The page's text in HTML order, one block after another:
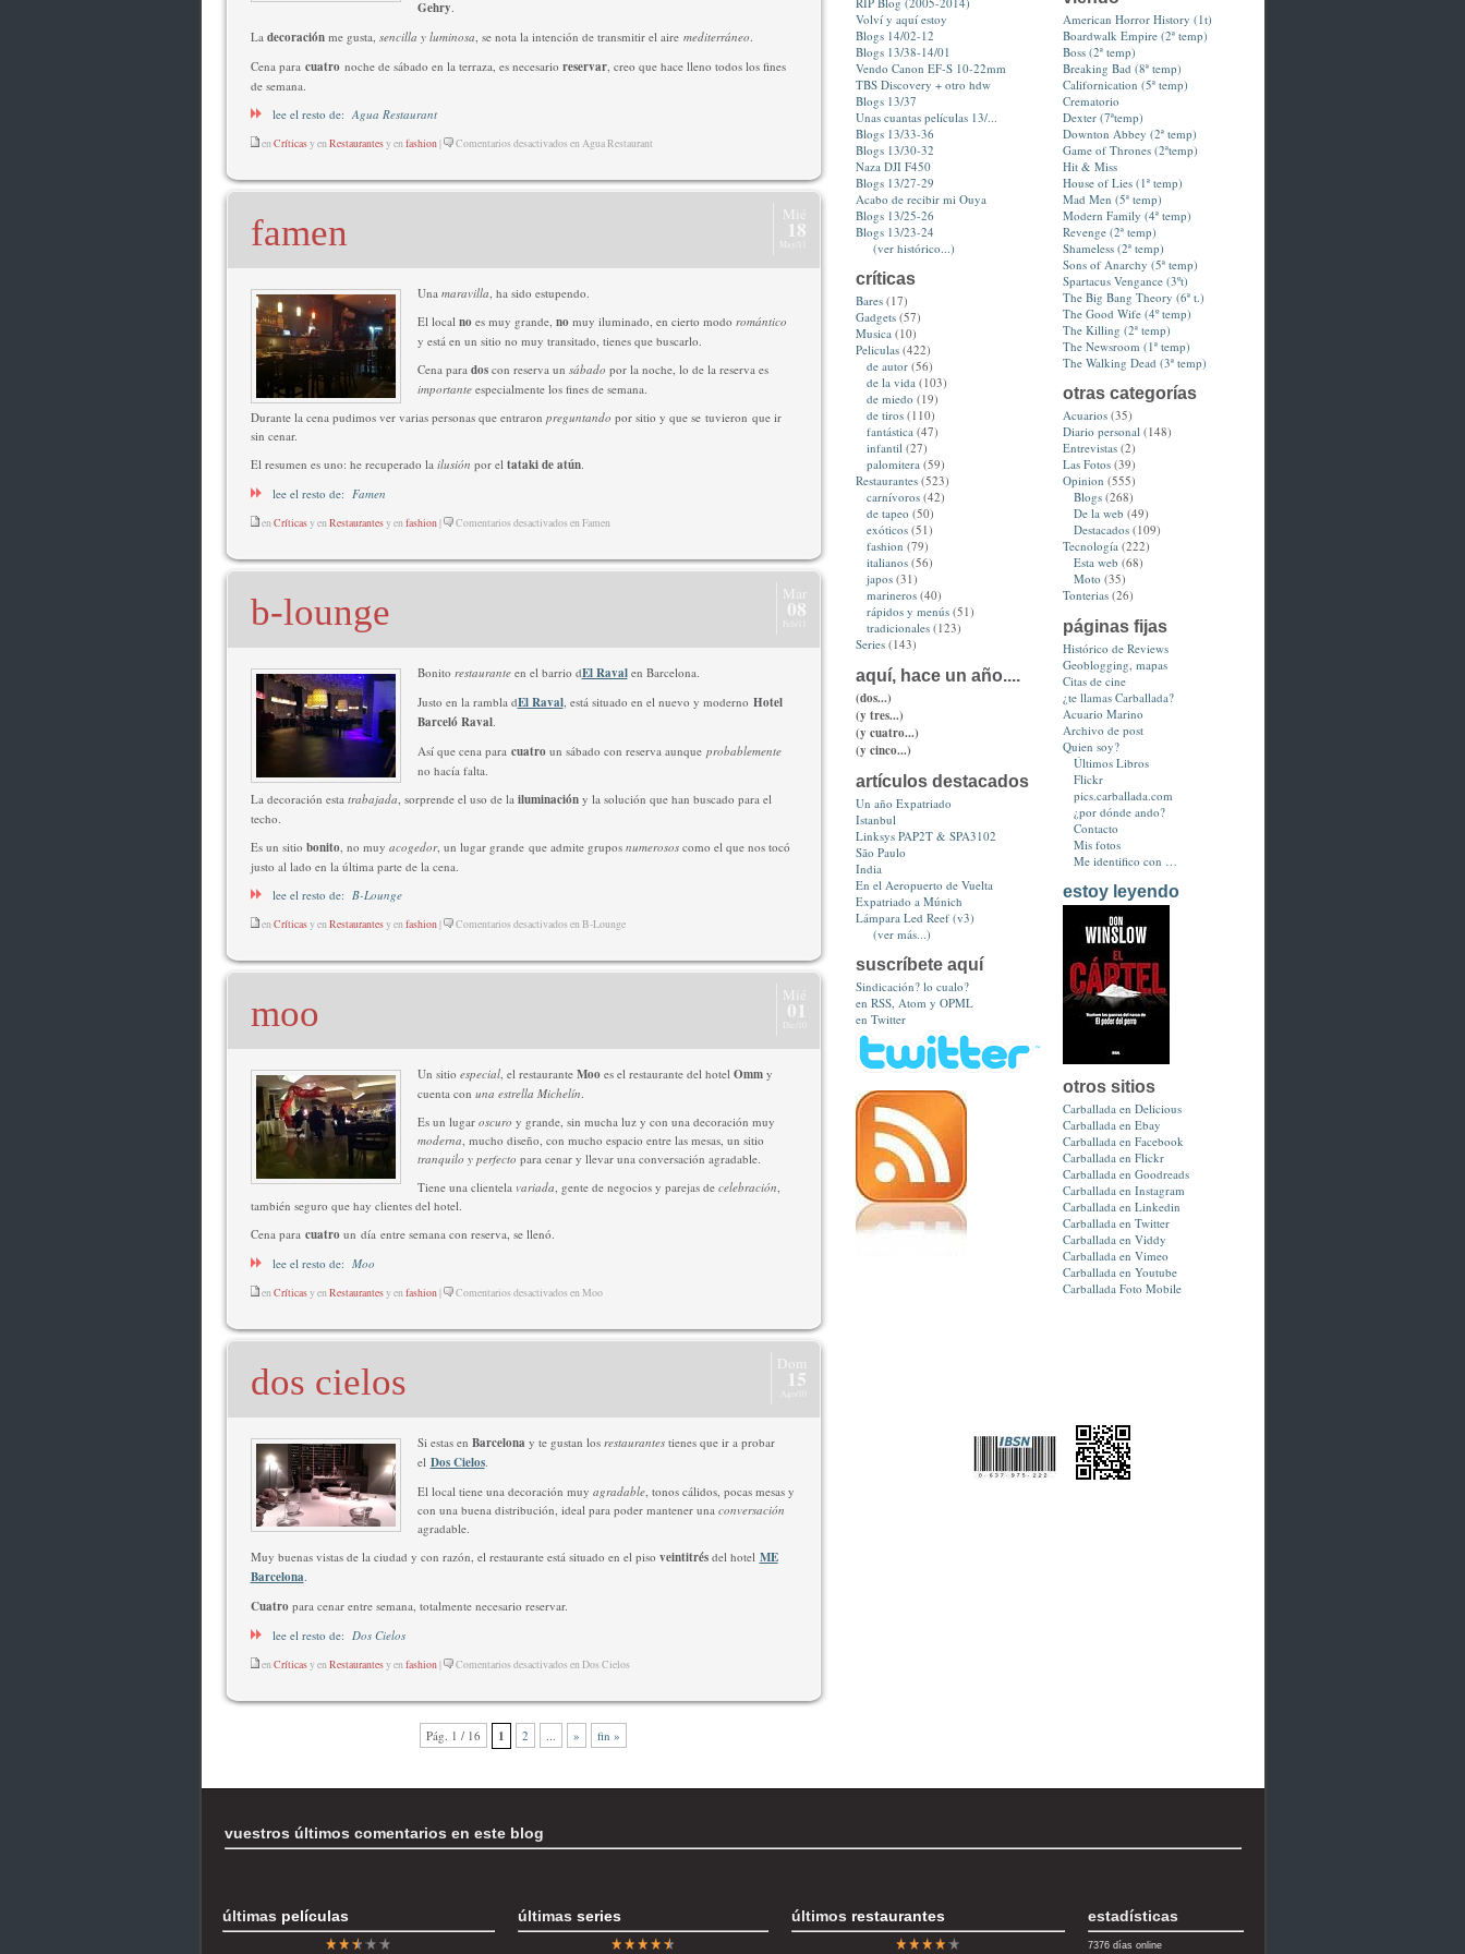
Gehry.
La decoraciónme gusta, sencilla y luminosa, se nota la intención de transmitir el aire mediterráneo.
Cena para cuatronoche de sábado en la terraza, es necesario reservar, creo que hace lleno todos los fines
de semana.
lee el resto de:Agua Restaurant
enCríticasy enRestaurantesy enfashion| Comentarios desactivadosen Agua Restaurant
Mié
18
May/11
famen
Una maravilla, ha sido estupendo.
El local noes muy grande, nomuy iluminado, en cierto modo romántico
y está en un sitio no muy transitado, tienes que buscarlo.
Cena para doscon reserva un sábado por la noche, lo de la reserva es
importanteespecialmente los fines de semana.
Durante la cena pudimos ver varias personas que entraron preguntando por sitio y que se tuvieron que ir
sin cenar.
El resumen es uno: he recuperado la ilusión por el tataki de atún.
lee el resto de: Famen
enCríticasy enRestaurantesy enfashion| Comentarios desactivadosen Famen
Mar
08
b-lounge
Bonito restauranteen el barrio dEl Ravalen Barcelona.
Justo en la rambla dEl Raval, está situado en el nuevo y moderno Hotel
Barceló Raval.
Así que cena para cuatroun sábado con reserva aunque probablemente
no hacía falta.
La decoración esta trabajada, sorprende el uso de la iluminacióny la solución que han buscado para el
techo.
Es un sitio bonito, no muy acogedor, un lugar grande que admite grupos numerososcomo el que nos tocó
justo al lado en la última parte de la cena.
lee el resto de: B-Lounge
enCríticasy enRestaurantesy enfashion| Comentarios desactivadosen B-Lounge
Mié
01
Dic/10
moo
Un sitio especial, el restaurante Mooes el restaurante del hotel Ommy
cuenta con una estrella Michelín.
Es un lugar oscuro y grande, sin mucha luz y con una decoración muy
moderna, mucho diseño, con mucho espacio entre las mesas, un sitio
tranquilo y perfecto para cenar y llevar una conversación agradable.
Tiene una clientela variada, gente de negocios y parejas de celebración,
también seguro que hay clientes del hotel.
Cena para cuatroun día entre semana con reserva, se llenó.
lee el resto de: Moo
enCríticasy enRestaurantesy enfashion| Comentarios desactivadosen Moo
Dom
15
Ago/10
dos cielos
Si estas en Barcelona y te gustan los restaurantestienes que ir a probar
el Dos Cielos.
El local tiene una decoración muy agradable, tonos cálidos, pocas mesas y
con una buena distribución, ideal para poder mantener una conversación
agradable.
Muy buenas vistas de la ciudad y con razón, el restaurante está situado en el piso veintitrésdel hotel ME
Barcelona.
Cuatropara cenar entre semana, totalmente necesario reservar.
lee el resto de: Dos Cielos
enCríticasy enRestaurantesy enfashion| Comentarios desactivadosen Dos Cielos
Pág. 1 / 16 1 2 ... » fin »
Volví y aquí estoy
Blogs 14/02-12
Blogs 13/38-14/01
Vendo Canon EF-S 10-22mm
TBS Discovery + otro hdw
Blogs 13/37
Unas cuantas películas 13/...
Blogs 13/33-36
Blogs 13/30-32
Naza DJI F450
Blogs 13/27-29
Acabo de recibir mi Ouya
Blogs 13/25-26
Blogs 13/23-24
(ver histórico...)
críticas
Bares(17)
Gadgets(57)
Musica(10)
Peliculas(422)
de autor(56)
de la vida(103)
de miedo (19)
de tiros(110)
fantástica(47)
infantil(27)
palomitera(59)
Restaurantes(523)
carnívoros(42)
de tapeo (50)
exóticos(51)
fashion (79)
italianos(56)
japos(31)
marineros(40)
rápidos y menús(51)
tradicionales(123)
Series(143)
aquí, hace un año....
(dos...)
(y tres...)
(y cuatro...)
(y cinco...)
artículos destacados
Un año Expatriado
Istanbul
Linksys PAP2T & SPA3102
São Paulo
India
En el Aeropuerto de Vuelta
Expatriado a Múnich
Lámpara Led Reef (v3)
(ver más...)
suscríbete aquí
Sindicación? lo cualo?
en RSS, Atom y OPML
en Twitter
American Horror History (1t)
Boardwalk Empire (2ª temp)
Boss (2ª temp)
Breaking Bad (8ª temp)
Californication (5ª temp)
Crematorio
Dexter (7ªtemp)
Downton Abbey (2ª temp)
Game of Thrones (2ªtemp)
Hit & Miss
House of Lies (1ª temp)
Mad Men (5ª temp)
Modern Family (4ª temp)
Revenge (2ª temp)
Shameless (2ª temp)
Sons of Anarchy (5ª temp)
Spartacus Vengance (3ºt)
The Big Bang Theory (6ª t.)
The Good Wife (4º temp)
The Killing (2ª temp)
The Newsroom (1ª temp)
The Walking Dead (3ª temp)
otras categorías
Acuarios(35)
Diario personal(148)
Entrevistas(2)
Las Fotos(39)
Opinion (555)
Blogs(268)
De la web (49)
Destacados(109)
Tecnología(222)
Esta web (68)
Moto (35)
Tonterias(26)
páginas fijas
Histórico de Reviews
Geoblogging, mapas
Citas de cine
¿te llamas Carballada?
Acuario Marino
Archivo de post
Quien soy?
Últimos Libros
Flickr
pics.carballada.com
¿por dónde ando?
Contacto
Mis fotos
Me identifico con …
estoy leyendo
otros sitios
Carballada en Delicious
Carballada en Ebay
Carballada en Facebook
Carballada en Flickr
Carballada en Goodreads
Carballada en Instagram
Carballada en Linkedin
Carballada en Twitter
Carballada en Viddy
Carballada en Vimeo
Carballada en Youtube
Carballada Foto Mobile
vuestros últimos comentarios en este blog
últimas películas últimas series últimos restaurantes estadísticas
7376 días online